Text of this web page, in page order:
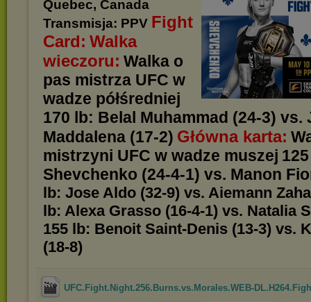
Quebec, Canada
Transmisja: PPV Fight
Card: Walka
wieczoru: Walka o
pas mistrza UFC w
wadze półśredniej
170 lb: Belal Muhammad (24-3) vs.
Maddalena (17-2) Główna karta:
mistrzyni UFC w wadze muszej
Shevchenko (24-4-1) vs. Manon
lb: Jose Aldo (32-9) vs. Aiemann
lb: Alexa Grasso (16-4-1) vs. Natalia
155 lb: Benoit Saint-Denis (13-3) vs.
(18-8)
UFC.Fight.Night.256.Burns.vs.Morales.WEB-